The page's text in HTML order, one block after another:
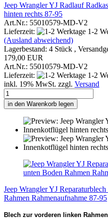
Jeep Wrangler YJ Radlauf
hinten rechts 87-95
Art.Nr.: 55010579-MD-V2
Lieferzeit:
1-2
(Ausland abweichend)
Lagerbestand: 4 Stück ,
179,00 EUR
Art.Nr.: 55010579-MD-V2
Lieferzeit:
1-2
inkl. 19% MwSt. zzgl. Versand
in den Warenkorb legen
Jeep Wrangler YJ
Rahmen Rahmenaufnahme 87-95
Blech zur vorderen linken